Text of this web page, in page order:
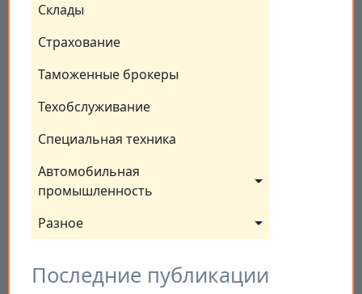
Склады
Страхование
Таможенные брокеры
Техобслуживание
Специальная техника
Автомобильная
промышленность
Разное
Последние публикации